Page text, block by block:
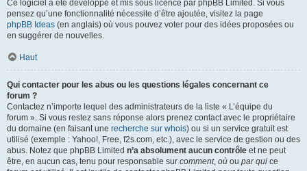
Ce logiciel a été développé et mis sous licence par phpBB Limited. Si vous
pensez qu’une fonctionnalité nécessite d’être ajoutée, visitez la page
phpBB Ideas (en anglais) où vous pouvez voter pour des idées proposées ou
en suggérer de nouvelles.
Haut
Qui contacter pour les abus ou les questions légales concernant ce
forum ?
Contactez n’importe lequel des administrateurs de la liste « L’équipe du
forum ». Si vous restez sans réponse alors prenez contact avec le propriétaire
du domaine (en faisant une recherche sur whois) ou si un service gratuit est
utilisé (exemple : Yahoo!, Free, f2s.com, etc.), avec le service de gestion ou des
abus. Notez que phpBB Limited n’a absolument aucun contrôle et ne peut
être, en aucun cas, tenu pour responsable sur comment, où ou par qui ce